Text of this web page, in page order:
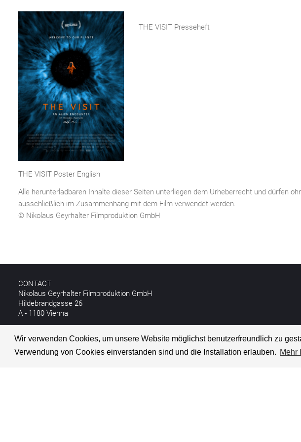
Wir verwenden Cookies, um unsere Website möglichst benutzerfreundlich zu
Verwendung von Cookies einverstanden sind und die Installation erlauben. Mehr
THE VISIT Poster English
THE VISIT Presseheft
Alle herunterladbaren Inhalte dieser Seiten unterliegen dem Urheberrecht und dürfen
ausschließlich im Zusammenhang mit dem Film verwendet werden.
© Nikolaus Geyrhalter Filmproduktion GmbH
CONTACT
Nikolaus Geyrhalter Filmproduktion GmbH
Hildebrandgasse 26
A - 1180 Vienna
Einfo@geyrhalterfilm.com